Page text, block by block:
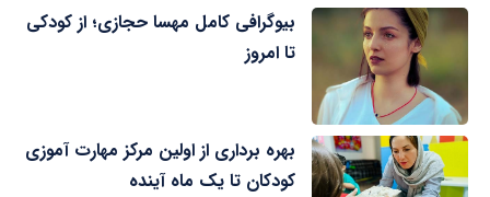
بیوگرافی کامل مهسا حجازی؛ از کودکی
تا امروز
بهره برداری از اولین مرکز مهارت آموزی
کودکان تا یک ماه آینده